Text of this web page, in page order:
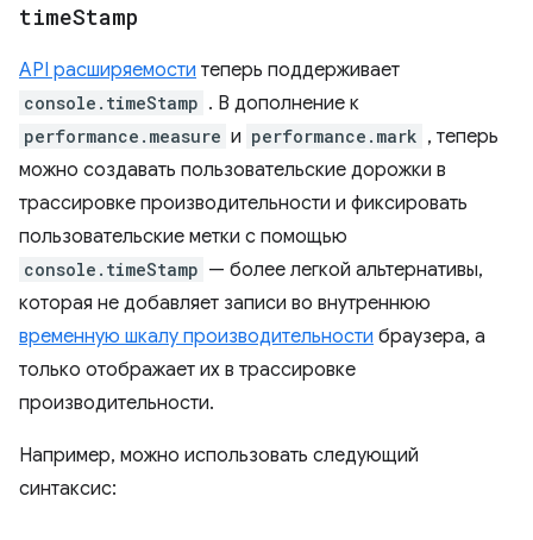
timeStamp
API расширяемости теперь поддерживает
console.timeStamp . В дополнение к
performance.measure и performance.mark , теперь
можно создавать пользовательские дорожки в
трассировке производительности и фиксировать
пользовательские метки с помощью
console.timeStamp — более легкой альтернативы,
которая не добавляет записи во внутреннюю
временную шкалу производительности браузера, а
только отображает их в трассировке
производительности.
Например, можно использовать следующий
синтаксис: